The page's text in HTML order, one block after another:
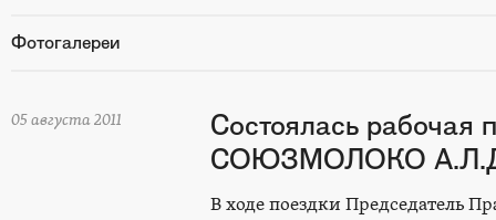
Фотогалереи
05 августа 2011
Состоялась рабочая
СОЮЗМОЛОКО
В ходе поездки Председатель